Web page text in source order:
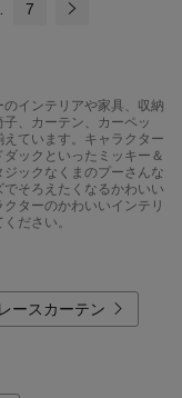
7
インテリアや家具、収納
、カーテン、カーペッ
ています。キャラクター
ックといったミッキー＆
ックなくまのプーさんな
そろえたくなるかわいい
ターのかわいいインテリ
ださい。
ースカーテン